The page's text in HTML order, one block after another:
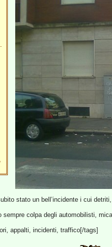
stato un bell’incidente i cui
sempre colpa degli automobilisti,
appalti, incidenti, traffico[/tags]